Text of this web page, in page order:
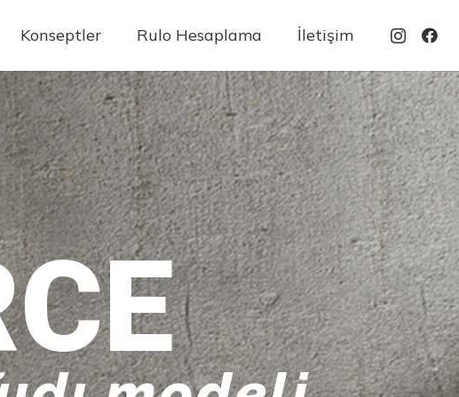
Konseptler Rulo Hesaplama İletişim